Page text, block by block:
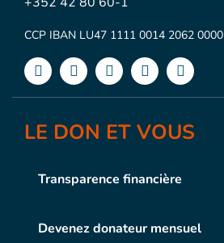
CCP IBAN LU47 1111 0014 2062 0000
LE DON ET VOUS
Transparence financière
Devenez donateur mensuel